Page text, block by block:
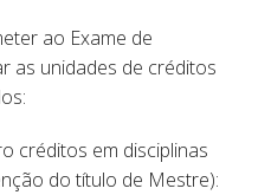
ao Exame de
as unidades de créditos
créditos em disciplinas
do título de Mestre):